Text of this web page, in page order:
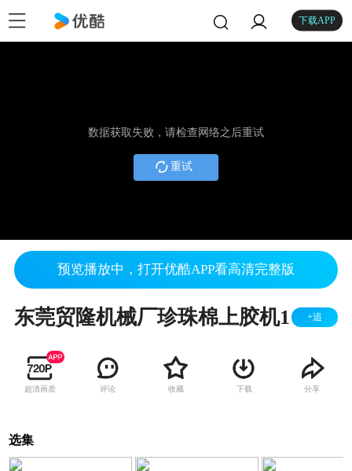
下载APP
数据获取失败，请检查网络之后重试
重试
预览播放中，打开优酷APP看高清完整版
东莞贸隆机械厂珍珠棉上胶机1 +追
超清画质 评论 收藏 下载 分享
选集